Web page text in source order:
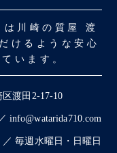
川崎の質屋 渡
けるような安心
います。
渡田2-17-10
info@watarida710.com
／ 毎週水曜日・日曜日